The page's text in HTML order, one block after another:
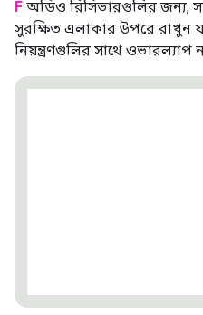
F অডিও রিসিভারগুলির জন্য,
সুরক্ষিত এলাকার উপরে রাখুন
নিয়ন্ত্রণগুলির সাথে ওভারল্যাপ